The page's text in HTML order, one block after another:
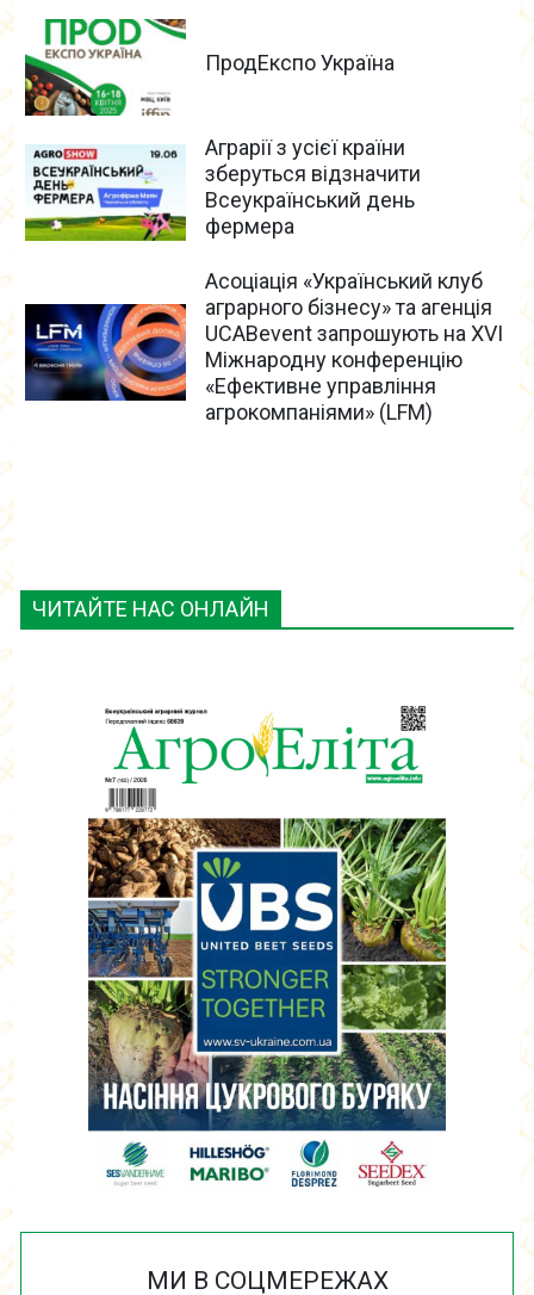
ЧИТАЙТЕ НАС ОНЛАЙН
МИ В СОЦМЕРЕЖАХ
ПродЕкспо Україна
Аграрії з усієї країни
зберуться відзначити
Всеукраїнський день
фермера
Асоціація «Український клуб
аграрного бізнесу» та агенція
UCABevent запрошують на XVI
Міжнародну конференцію
«Ефективне управління
агрокомпаніями» (LFM)